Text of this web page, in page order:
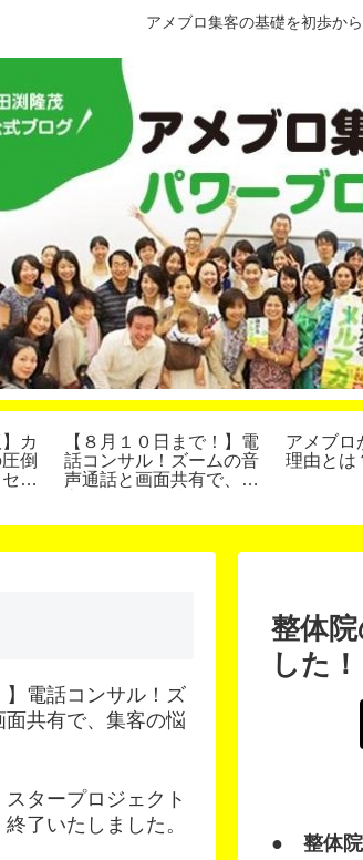
アメブロ集客の基礎を初歩か
カ
倒
ミ
【８月１０日まで！】電
話コンサル！ズームの音
声通話と画面共有で、集
アメブロ
理由とは
整体
した！
● 整体院
】電話コンサル！ズ
共有で、集客の悩
スタープロジェクト
了いたしました。